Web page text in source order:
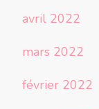
avril 2022
mars 2022
février 2022